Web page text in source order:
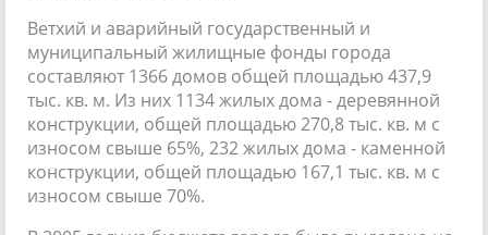
Ветхий и аварийный государственный и
муниципальный жилищные фонды города
составляют 1366 домов общей площадью 437,9
тыс. кв. м. Из них 1134 жилых дома - деревянной
конструкции, общей площадью 270,8 тыс. кв. м с
износом свыше 65%, 232 жилых дома - каменной
конструкции, общей площадью 167,1 тыс. кв. м с
износом свыше 70%.